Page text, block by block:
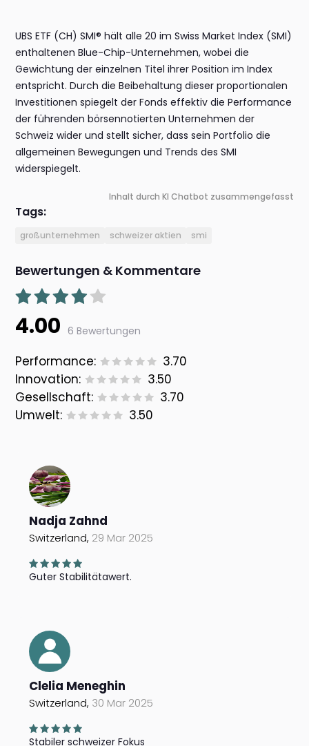
UBS ETF (CH) SMI® hält alle 20 im Swiss Market Index (SMI)
enthaltenen Blue-Chip-Unternehmen, wobei die
Gewichtung der einzelnen Titel ihrer Position im Index
entspricht. Durch die Beibehaltung dieser proportionalen
Investitionen spiegelt der Fonds effektiv die Performance
der führenden börsennotierten Unternehmen der
Schweiz wider und stellt sicher, dass sein Portfolio die
allgemeinen Bewegungen und Trends des SMI
widerspiegelt.
Inhalt durch KI Chatbot zusammengefasst
Tags:
großunternehmen schweizer aktien smi
Bewertungen & Kommentare
4.00 6 Bewertungen
Performance:
3.70
Innovation:
3.50
Gesellschaft:
3.70
Umwelt:
3.50
Nadja Zahnd
Switzerland, 29 Mar 2025
Guter Stabilitätawert.
Clelia Meneghin
Switzerland, 30 Mar 2025
Stabiler schweizer Fokus